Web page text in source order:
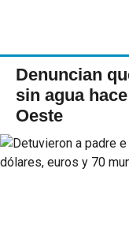
Denuncian
sin agua
Oeste